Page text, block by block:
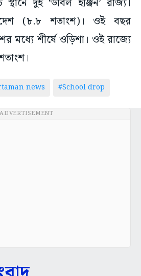
(৮.৮ শতাংশ)। ওই বছর
মধ্যে শীর্ষে ওড়িশা। ওই রাজ্যে
news #School drop
ADVERTISEMENT